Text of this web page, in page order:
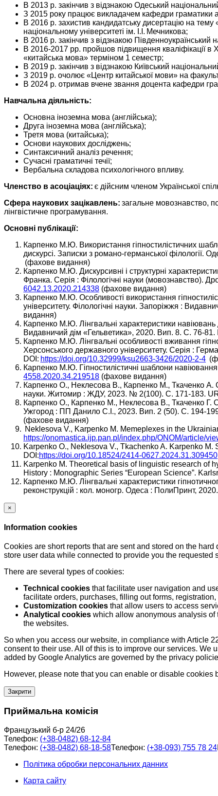
В 2013 р. закінчив з відзнакою Одеський
З 2015 року працює викладачем кафедри граматики
В 2016 р. захистив кандидатську дисертацію на
національному університеті ім. І.І. Мечникова;
В 2016 р. закінчив з відзнакою Південноукраїнський
В 2016-2017 рр. пройшов підвищення кваліфікації в
«китайська мова» терміном 1 семестр;
В 2019 р. закінчив з відзнакою Київський
З 2019 р. очолює «Центр китайської мови» на
В 2024 р. отримав вчене звання доцента кафедри
Навчальна діяльність:
Основна іноземна мова (англійська);
Друга іноземна мова (англійська);
Третя мова (китайська);
Основи наукових досліджень;
Синтаксичний аналіз речення;
Сучасні граматичні течії;
Вербальна складова психологічного впливу.
Членство в асоціаціях: є дійсним членом Української
Сфера наукових зацікавлень: загальне мовознавство,
лінгвістичне програмування.
Основні публікації:
Карпенко М.Ю. Використання гіпностилістичних
дискурсі. Записки з романо-германської
(фахове видання)
Карпенко М.Ю. Дискурсивні і структурні
Франка. Серія : Філологічні науки (мовознавство).
6042.13.2020.214338 (фахове видання)
Карпенко М.Ю. Особливості використання
університету. Філологічні науки. Запоріжжя :
видання)
Карпенко М.Ю. Лінгвальні характеристики навіювань
Видавничий дім «Гельветика», 2020. Вип. 8. С. 76-
Карпенко М.Ю. Лінгвальні особливості вживання
Херсонського державного університету. Серія :
DOI: https://doi.org/10.32999/ksu2663-3426/2020-2-4
Карпенко М.Ю. Гіпностилістичні шаблони
4558.2020.34.219518 (фахове видання)
Карпенко О., Неклесова В., Карпенко М., Ткаченко А.
науки. Житомир : ЖДУ, 2023. № 2(100). С. 171-183.
Карпенко О., Карпенко М., Неклесова В., Ткаченко Г.
Ужгород : ПП Данило С.І., 2023. Вип. 2 (50). С. 194-
(фахове видання)
Neklesova V., Karpenko M. Memeplexes in the
https://onomastica.ijp.pan.pl/index.php/ONOM/article/
Karpenko O., Neklesova V., Tkachenko A. Karpenko
DOI:https://doi.org/10.18524/2414-0627.2024.31.309450
Karpenko M. Theoretical basis of linguistic research of
History : Monographic Series “European Science”.
Карпенко М.Ю. Лінгвальні характеристики
реконструкцій : кол. моногр. Одеса : ПолиПринт,
×
Information cookies
Cookies are short reports that are sent and stored on the
store user data while connected to provide you the
There are several types of cookies:
Technical cookies that facilitate user navigation and
facilitate orders, purchases, filling out forms,
Customization cookies that allow users to access
Analytical cookies which allow anonymous analysis
the websites.
So when you access our website, in compliance with Article
consent to their use. All of this is to improve our services.
added by Google Analytics are governed by the privacy
However, please note that you can enable or disable cookies
Закрити
Приймальна комісія
Французький б-р 24/26
Телефон: (+38-0482) 68-12-84
Телефон: (+38-0482) 68-18-58Телефон: (+38-093) 755 78 24
Політика обробки персональних данних
Карта сайту